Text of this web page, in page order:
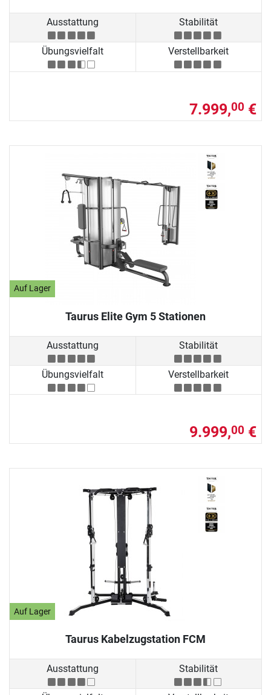
Ausstattung Stabilität
Übungsvielfalt Verstellbarkeit
7.999,00 €
Auf Lager
Taurus Elite Gym 5 Stationen
Ausstattung Stabilität
Übungsvielfalt Verstellbarkeit
9.999,00 €
Auf Lager
Taurus Kabelzugstation FCM
Ausstattung Stabilität